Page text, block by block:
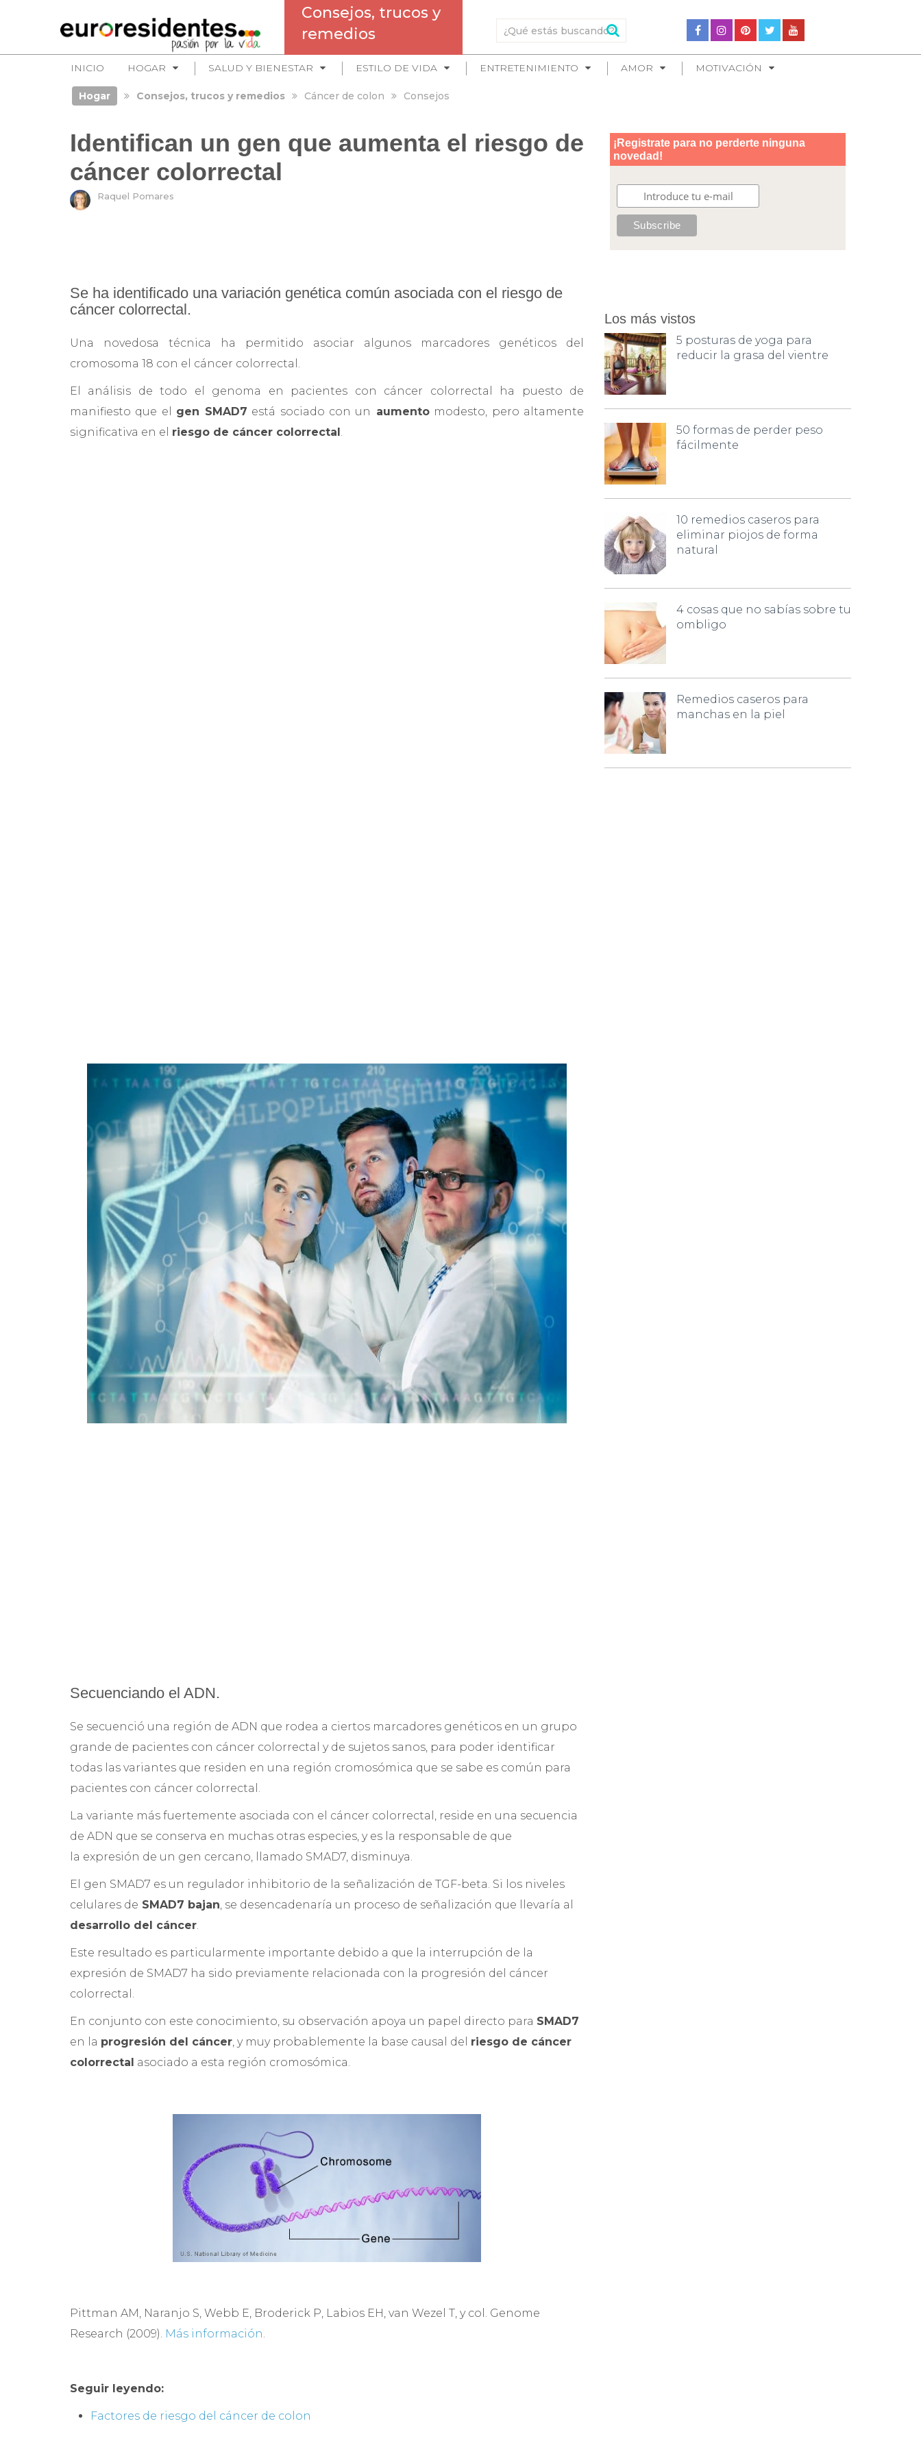
Consejos, trucos y
remedios
INICIO HOGAR SALUD Y BIENESTAR ESTILO DE VIDA ENTRETENIMIENTO AMOR MOTIVACIÓN
Hogar Consejos, trucos y remedios Cáncer de colon Consejos
Identifican un gen que aumenta el riesgo de
cáncer colorrectal
Raquel Pomares
Se ha identificado una variación genética común asociada con el riesgo de
cáncer colorrectal.
Una novedosa técnica ha permitido asociar algunos marcadores genéticos del
cromosoma 18 con el cáncer colorrectal.
El análisis de todo el genoma en pacientes con cáncer colorrectal ha puesto de
manifiesto que el gen SMAD7 está sociado con un aumentomodesto, pero altamente
significativa en el riesgo de cáncer colorrectal.
Secuenciando el ADN.
Se secuenció una región de ADN que rodea a ciertos marcadores genéticos en un grupo
grande de pacientes con cáncer colorrectal y de sujetos sanos, para poder identificar
todas las variantes que residen en una región cromosómica que se sabe es común para
pacientes con cáncer colorrectal.
La variante más fuertemente asociada con el cáncer colorrectal, reside en una secuencia
de ADN que se conserva en muchas otras especies, y es la responsable de que
la expresión de un gen cercano, llamado SMAD7, disminuya.
El gen SMAD7 es un regulador inhibitorio de la señalización de TGF-beta. Si los niveles
celulares de SMAD7 bajan, se desencadenaría un proceso de señalización que llevaría al
desarrollo del cáncer.
Este resultado es particularmente importante debido a que la interrupción de la
expresión de SMAD7 ha sido previamente relacionada con la progresión del cáncer
colorrectal.
En conjunto con este conocimiento, su observación apoya un papel directo para SMAD7
en la progresión del cáncer, y muy probablemente la base causal del riesgo de cáncer
colorrectal asociado a esta región cromosómica.
Pittman AM, Naranjo S, Webb E, Broderick P, Labios EH, van Wezel T, y col. Genome
Research (2009). Más información.
Seguir leyendo:
Factores de riesgo del cáncer de colon
Los más vistos
5 posturas de yoga para
reducir la grasa del vientre
50 formas de perder peso
fácilmente
10 remedios caseros para
eliminar piojos de forma
natural
4 cosas que no sabías sobre tu
ombligo
Remedios caseros para
manchas en la piel